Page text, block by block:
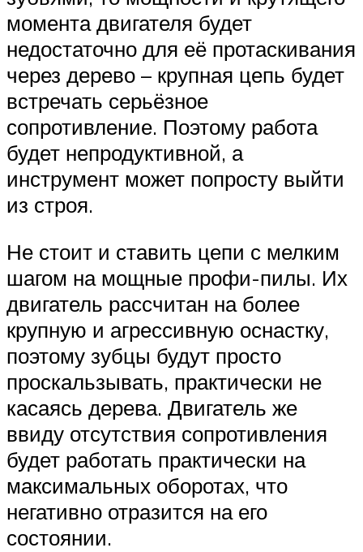
момента двигателя будет
недостаточно для её протаскивания
через дерево – крупная цепь будет
встречать серьёзное
сопротивление. Поэтому работа
будет непродуктивной, а
инструмент может попросту выйти
из строя.
Не стоит и ставить цепи с мелким
шагом на мощные профи-пилы. Их
двигатель рассчитан на более
крупную и агрессивную оснастку,
поэтому зубцы будут просто
проскальзывать, практически не
касаясь дерева. Двигатель же
ввиду отсутствия сопротивления
будет работать практически на
максимальных оборотах, что
негативно отразится на его
состоянии.